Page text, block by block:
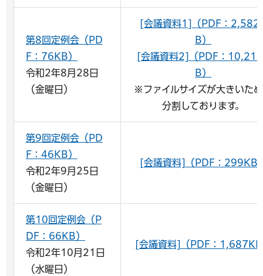
第8回定例会（PD
F：76KB）
令和2年8月28日
（金曜日）
[会議資料1]（PDF：
B）
[会議資料2]（PDF：
B）
※ファイルサイズが大きいた
分割しております。
第9回定例会（PD
F：46KB）
令和2年9月25日
（金曜日）
[会議資料]（PDF：299KB
第10回定例会（P
DF：66KB）
令和2年10月21日
（水曜日）
[会議資料]（PDF：